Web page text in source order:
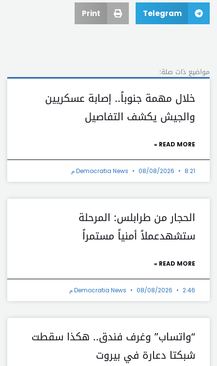
Telegram
Print
مواضيع ذات صلة:
خلال مهمة جنوباً.. إصابة عسكريين
والجيش يكشف التفاصيل
READ MORE »
Democratia News 08/08/2026 8:21 م
الحجار من طرابلس: المرحلة
ستشهدعملاً أمنياً مستمراً
READ MORE »
Democratia News 08/08/2026 2:46 م
“واتساب” وغرف فندق.. هكذا سقطت
شبكتا دعارة في بيروت